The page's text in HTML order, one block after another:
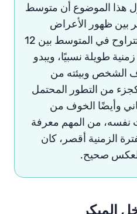
هذا الموضوع أن متوسط
بين ظهور الأعراض
الأولى وتلقي العلاج تتراوح في المتوسط بين 12
زمنية طويلة نسبيًا، ويبدو
الشخص وبيئته من
من التطور المحتمل
وأيضًا الخوف من
نفسه، من المهم معرفة
الزمنية أقصر، كان
صحيح.
المبكر